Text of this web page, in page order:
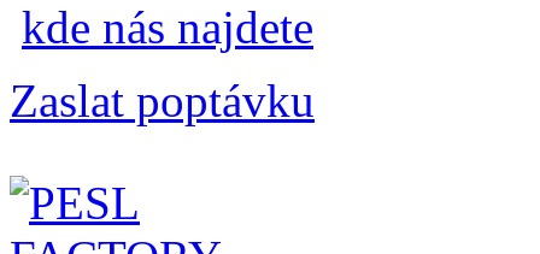
kde nás najdete
Zaslat poptávku